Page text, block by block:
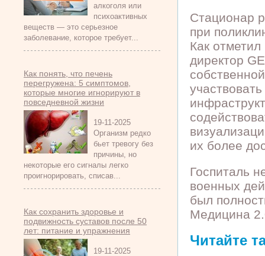
алкоголя или
психоактивных
веществ — это серьезное
заболевание, которое требует...
Как понять, что печень
перегружена: 5 симптомов,
которые многие игнорируют в
повседневной жизни
19-11-2025
Организм редко
бьет тревогу без
причины, но
некоторые его сигналы легко
проигнорировать, списав...
Как сохранить здоровье и
подвижность суставов после 50
лет: питание и упражнения
19-11-2025
Стационар
при
Как
директор
их более
Госпиталь
военных
был
Медицина
Читайте